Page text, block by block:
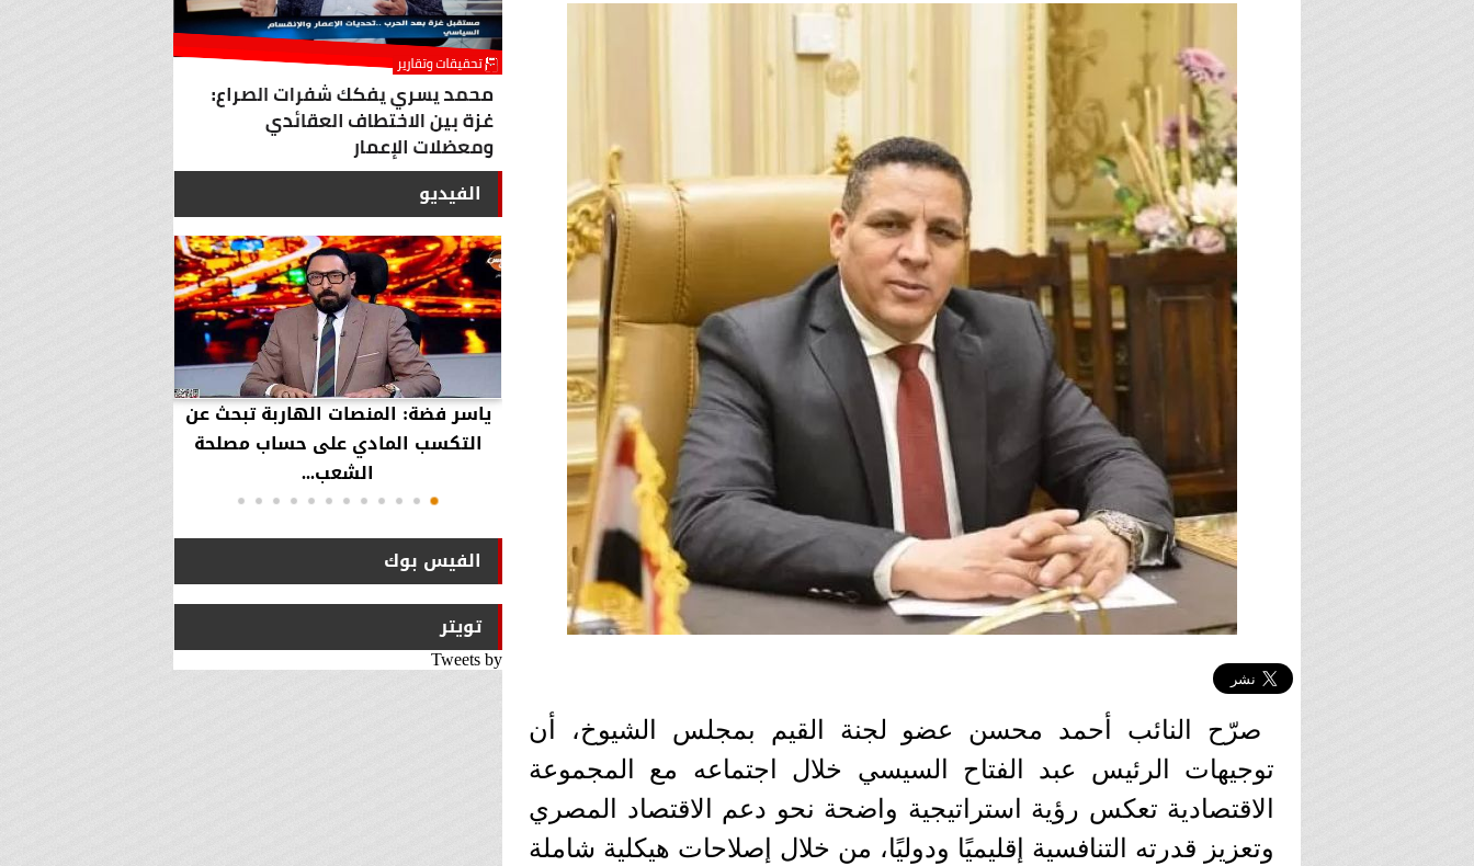
صرّح النائب أحمد محسن عضو لجنة القيم بمجلس الشيوخ، أن
توجيهات الرئيس عبد الفتاح السيسي خلال اجتماعه مع المجموعة
الاقتصادية تعكس رؤية استراتيجية واضحة نحو دعم الاقتصاد المصري
وتعزيز قدرته التنافسية إقليميًا ودوليًا، من خلال إصلاحات هيكلية شاملة
الفيديو
أستاذ كيمياء حيوية: غلي اللبن السايب
في المنازل لا يقضي على الأمراض...
ياسر فضة: المنصات الهاربة تبحث عن
التكسب المادي على حساب مصلحة
الشعب...
الفيس بوك
تويتر
Tweets by